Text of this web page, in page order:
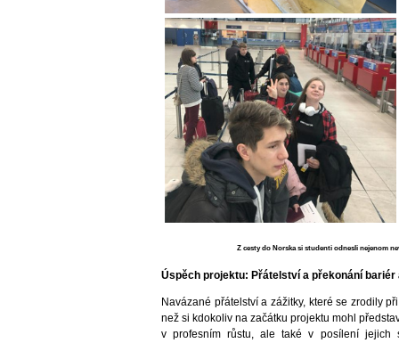
Z cesty do Norska si studenti odnesli nejenom
Úspěch projektu: Přátelství a překonání bariér
Navázané přátelství a zážitky, které se zrodily
než si kdokoliv na začátku projektu mohl
v profesním růstu, ale také v posílení jejich